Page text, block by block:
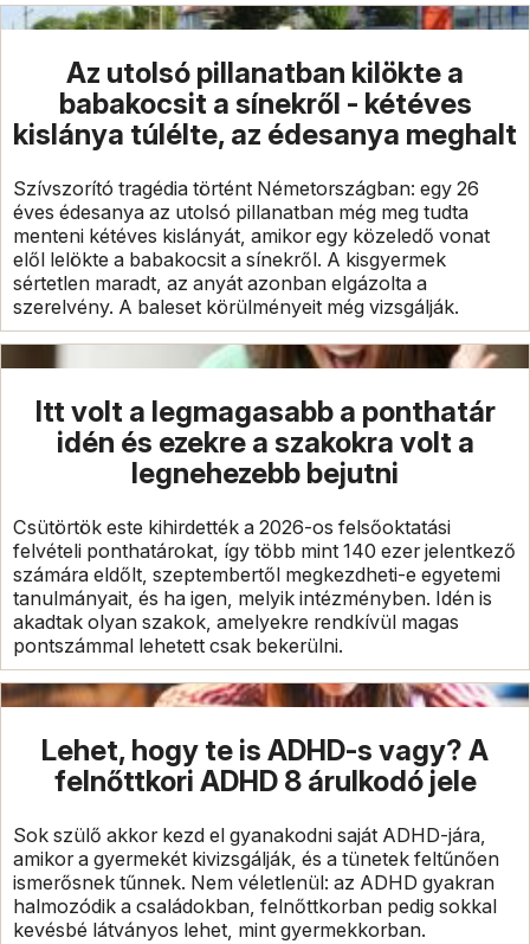
Az utolsó pillanatban kilökte a
babakocsit a sínekről - kétéves
kislánya túlélte, az édesanya meghalt
Szívszorító tragédia történt Németországban: egy 26
éves édesanya az utolsó pillanatban még meg tudta
menteni kétéves kislányát, amikor egy közeledő vonat
elől lelökte a babakocsit a sínekről. A kisgyermek
sértetlen maradt, az anyát azonban elgázolta a
szerelvény. A baleset körülményeit még vizsgálják.
Itt volt a legmagasabb a ponthatár
idén és ezekre a szakokra volt a
legnehezebb bejutni
Csütörtök este kihirdették a 2026-os felsőoktatási
felvételi ponthatárokat, így több mint 140 ezer jelentkező
számára eldőlt, szeptembertől megkezdheti-e egyetemi
tanulmányait, és ha igen, melyik intézményben. Idén is
akadtak olyan szakok, amelyekre rendkívül magas
pontszámmal lehetett csak bekerülni.
Lehet, hogy te is ADHD-s vagy? A
felnőttkori ADHD 8 árulkodó jele
Sok szülő akkor kezd el gyanakodni saját ADHD-jára,
amikor a gyermekét kivizsgálják, és a tünetek feltűnően
ismerősnek tűnnek. Nem véletlenül: az ADHD gyakran
halmozódik a családokban, felnőttkorban pedig sokkal
kevésbé látványos lehet, mint gyermekkorban.